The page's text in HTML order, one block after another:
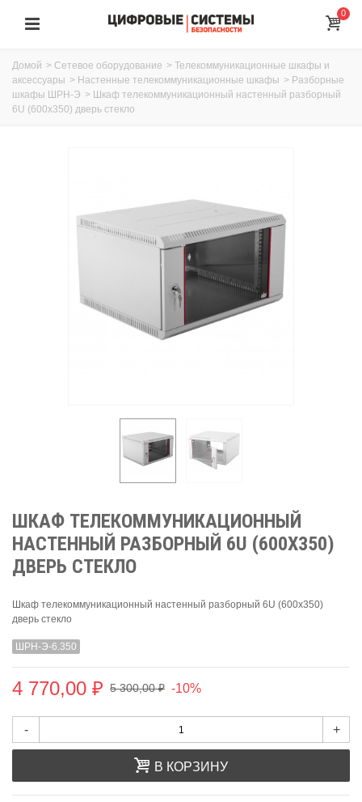
0
Домой > Сетевое оборудование > Телекоммуникационные шкафы и
аксессуары > Настенные телекоммуникационные шкафы > Разборные
шкафы ШРН-Э > Шкаф телекоммуникационный настенный разборный
6U (600х350) дверь стекло
ШКАФ ТЕЛЕКОММУНИКАЦИОННЫЙ
НАСТЕННЫЙ РАЗБОРНЫЙ 6U (600Х350)
ДВЕРЬ СТЕКЛО
Шкаф телекоммуникационный настенный разборный 6U (600х350)
дверь стекло
ШРН-Э-6.350
4 770,00 ₽ 5 300,00 ₽ -10%
- +
В КОРЗИНУ